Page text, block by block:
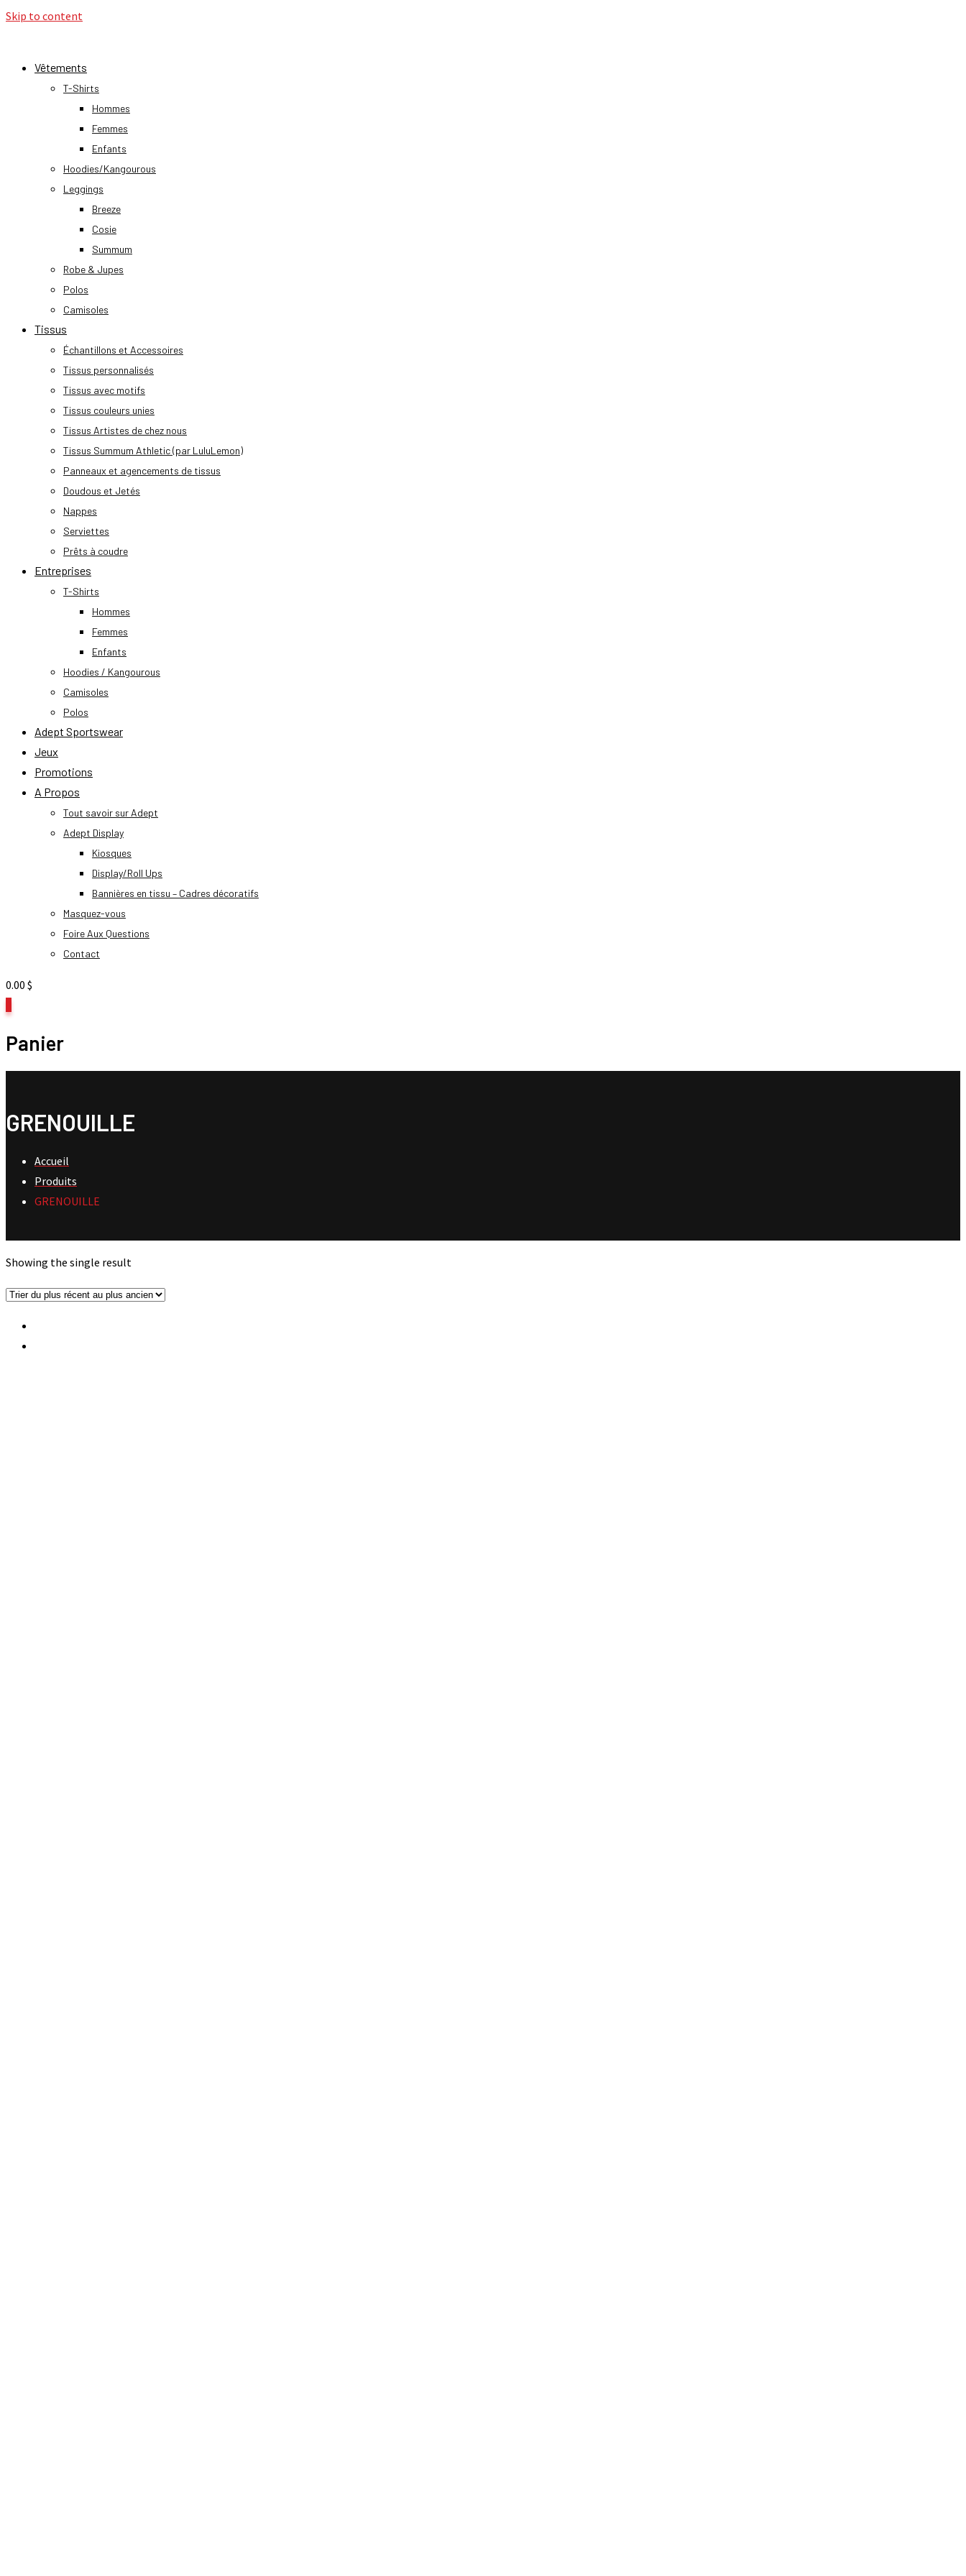
Skip to content
Vêtements
T-Shirts
Hommes
Femmes
Enfants
Hoodies/Kangourous
Leggings
Breeze
Cosie
Summum
Robe & Jupes
Polos
Camisoles
Tissus
Échantillons et Accessoires
Tissus personnalisés
Tissus avec motifs
Tissus couleurs unies
Tissus Artistes de chez nous
Tissus Summum Athletic (par LuluLemon)
Panneaux et agencements de tissus
Doudous et Jetés
Nappes
Serviettes
Prêts à coudre
Entreprises
T-Shirts
Hommes
Femmes
Enfants
Hoodies / Kangourous
Camisoles
Polos
Adept Sportswear
Jeux
Promotions
A Propos
Tout savoir sur Adept
Adept Display
Kiosques
Display/Roll Ups
Bannières en tissu – Cadres décoratifs
Masquez-vous
Foire Aux Questions
Contact
0.00 $
Panier
GRENOUILLE
Accueil
Produits
GRENOUILLE
Showing the single result